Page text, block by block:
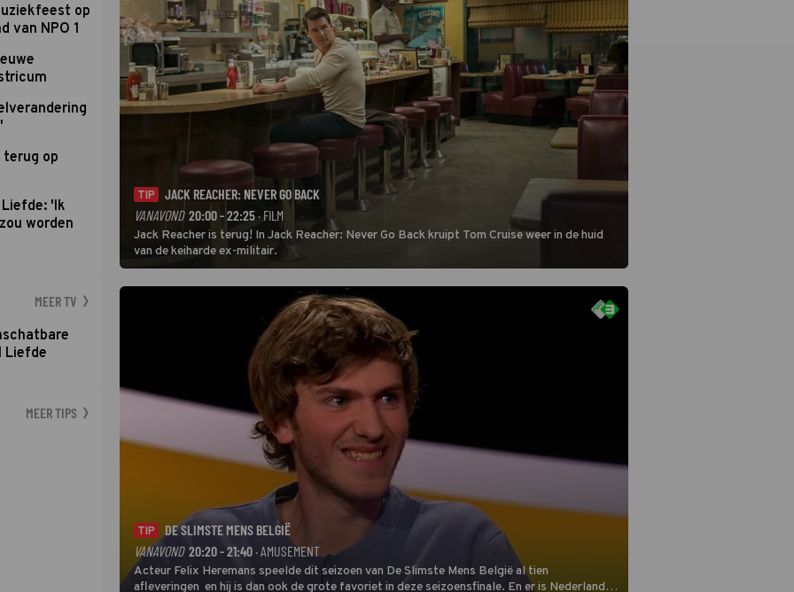
op
van NPO 1
terug op
'Ik
worden
MEER TV
Liefde
MEER TIPS
TIP
JACK REACHER: NEVER GO BACK
VANAVOND 20:00 - 22:25· FILM
Jack Reacher is terug! In Jack Reacher: Never Go Back kruipt Tom Cruise weer in de huid
van de keiharde ex-militair.
TIP
DE SLIMSTE MENS BELGIË
VANAVOND 20:20 - 21:40 · AMUSEMENT
Acteur Felix Heremans speelde dit seizoen van De Slimste Mens België al tien
afleveringen en hij is dan ook de grote favoriet in deze seizoensfinale. En er is Nederlandse